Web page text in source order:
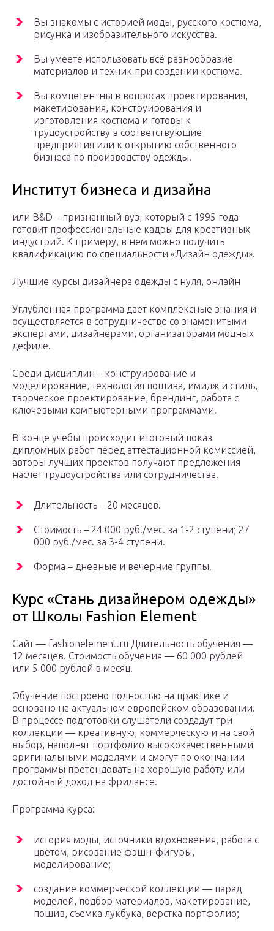
Вы знакомы с историей моды, русского костюма,
рисунка и изобразительного искусства.
Вы умеете использовать всё разнообразие
материалов и техник при создании костюма.
Вы компетентны в вопросах проектирования,
макетирования, конструирования и
изготовления костюма и готовы к
трудоустройству в соответствующие
предприятия или к открытию собственного
бизнеса по производству одежды.
Институт бизнеса и дизайна
или B&D – признанный вуз, который с 1995 года
готовит профессиональные кадры для креативных
индустрий. К примеру, в нем можно получить
квалификацию по специальности «Дизайн одежды».
Лучшие курсы дизайнера одежды с нуля, онлайн
Углубленная программа дает комплексные знания и
осуществляется в сотрудничестве со знаменитыми
экспертами, дизайнерами, организаторами модных
дефиле.
Среди дисциплин – конструирование и
моделирование, технология пошива, имидж и стиль,
творческое проектирование, брендинг, работа с
ключевыми компьютерными программами.
В конце учебы происходит итоговый показ
дипломных работ перед аттестационной комиссией,
авторы лучших проектов получают предложения
насчет трудоустройства или сотрудничества.
Длительность – 20 месяцев.
Стоимость – 24 000 руб./мес. за 1-2 ступени; 27
000 руб./мес. за 3-4 ступени.
Форма – дневные и вечерние группы.
Курс «Стань дизайнером одежды»
от Школы Fashion Element
Сайт — fashionelement.ru Длительность обучения —
12 месяцев. Стоимость обучения — 60 000 рублей
или 5 000 рублей в месяц.
Обучение построено полностью на практике и
основано на актуальном европейском образовании.
В процессе подготовки слушатели создадут три
коллекции — креативную, коммерческую и на свой
выбор, наполнят портфолио высококачественными
оригинальными моделями и смогут по окончании
программы претендовать на хорошую работу или
достойный доход на фрилансе.
Программа курса:
история моды, источники вдохновения, работа с
цветом, рисование фэшн-фигуры,
моделирование;
создание коммерческой коллекции — парад
моделей, подбор материалов, макетирование,
пошив, съемка лукбука, верстка портфолио;